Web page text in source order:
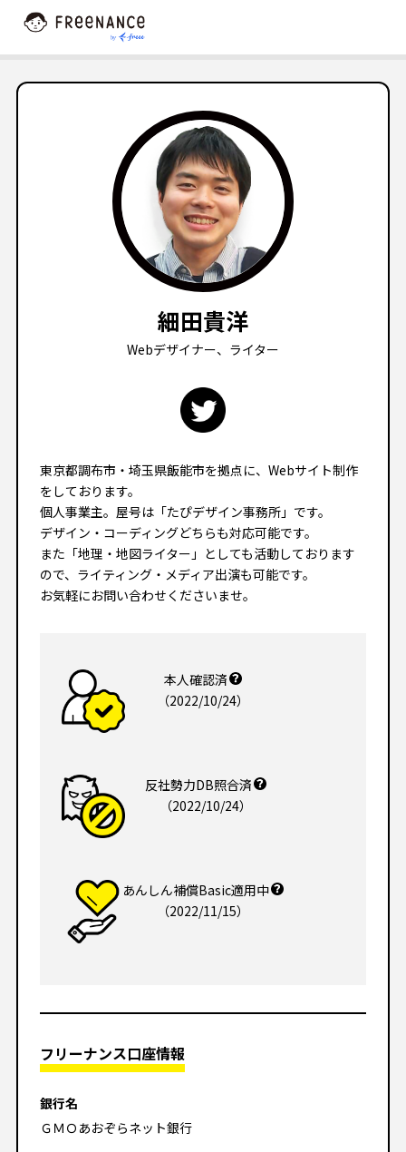
細田貴洋
Webデザイナー、ライター
東京都調布市・埼玉県飯能市を拠点に、Webサイト制作
をしております。
個人事業主。屋号は「たぴデザイン事務所」です。
デザイン・コーディングどちらも対応可能です。
また「地理・地図ライター」としても活動しております
ので、ライティング・メディア出演も可能です。
お気軽にお問い合わせくださいませ。
本人確認済
（2022/10/24）
反社勢力DB照合済
（2022/10/24）
あんしん補償Basic適用中
（2022/11/15）
フリーナンス口座情報
銀行名
ＧＭＯあおぞらネット銀行